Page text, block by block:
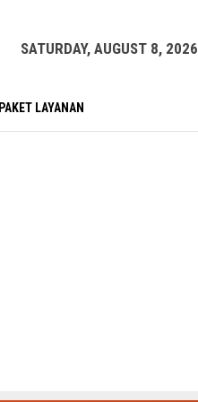
SATURDAY, AUGUST 8, 2026
PAKET LAYANAN